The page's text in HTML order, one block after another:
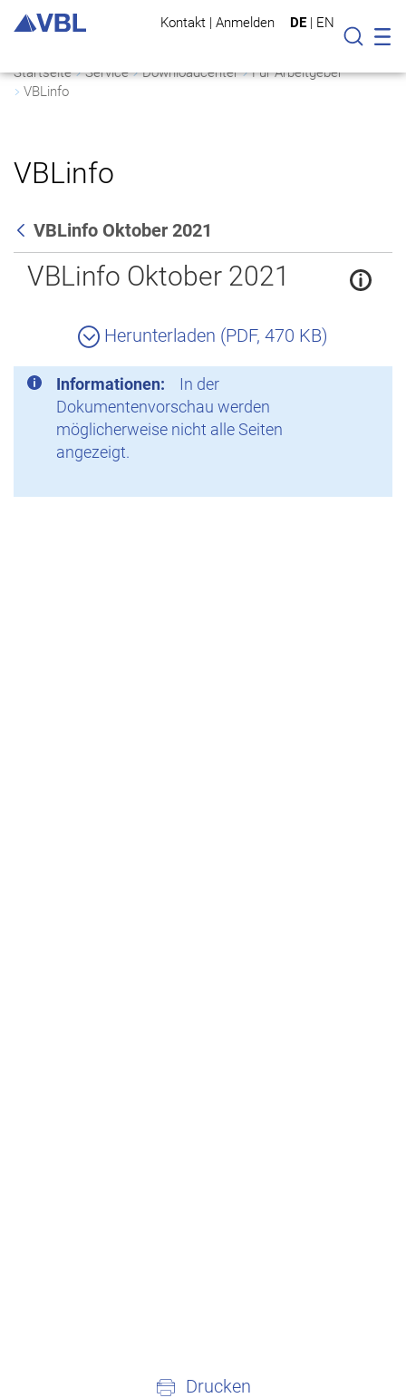
Kontakt | Anmelden DE | EN
Suche
Startseite Service Downloadcenter
Für Arbeitgeber
VBLinfo
VBLinfo
Zurück
VBLinfo Oktober 2021
VBLinfo Oktober 2021
Herunterladen (PDF, 470 KB)
Informationen:
In der
Dokumentenvorschau werden
möglicherweise nicht alle Seiten
angezeigt.
Drucken